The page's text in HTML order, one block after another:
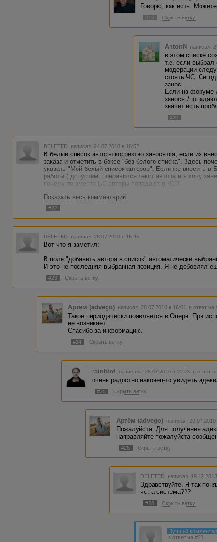
Говорю, как есть.
#15 Скрыть ветку
AntonN написал
в этом списке
т.е. если выбрал
модерации
стоять ЧС.
занес.
Если на форуме
заносят/
значит есть
#20
DELETED написал 24.07.2010 в 16:52
В белый список авторы корректно заносятся, если их
заказа и отметить в боксе "без белого списка". Здесь
указать "Мой белый список авторов". Если же вносить в
работы ( допустим, понравился текст автора и я хочу
почему-то вместо БС авторы попадают в ЧС?
Показать весь комментарий
#22
DELETED написал 28.07.2010 в 15:45
Вот что я заметил:
В поле "добавить автора в список" автоматически
И это не последняя выбранная позиция. Я не добовлял
#23 Скрыть ветку
Артём (advego) написал 28.07.2010 в 16:01 в ответ на
Такое периодически появляется в Опере. При
не возникает.
Спасибо за информацию.
#24 Скрыть ветку
rainbird написала 28.07.2010 в 22:23 в ответ
очень радостно наконец-то увидеть
#25 Скрыть ветку
Артём (advego) написал
Пожалуйста. Для получения
направляйте пожалуйста
#26 Скрыть ветку
DELETED написал
Здравствуйте. Я так
чс, а система???
#28 Скрыть ветку
Лучший
в ответ на #28